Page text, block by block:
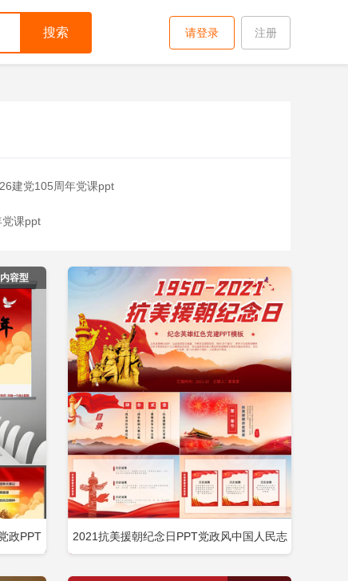
搜索 注册
请登录
建党105周年党课ppt
党课ppt
年ppt
ppt 强国有我74周年ppt
2026全民国家安全教育10周年ppt
内容型
政PPT 2021抗美援朝纪念日PPT党政风中国人民志
载 添加收藏 立即下载